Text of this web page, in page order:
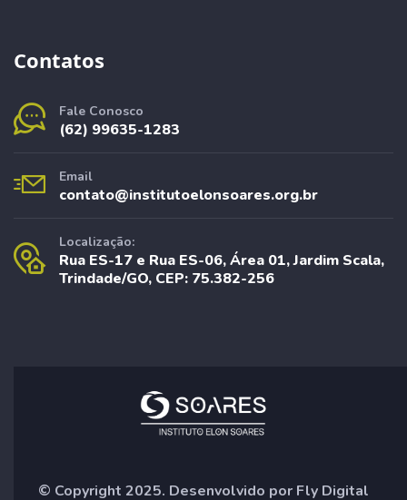
Contatos
Fale Conosco
(62) 99635-1283
Email
contato@institutoelonsoares.org.br
Localização:
Rua ES-17 e Rua ES-06, Área 01, Jardim Scala,
Trindade/GO, CEP: 75.382-256
© Copyright 2025. Desenvolvido por Fly Digital